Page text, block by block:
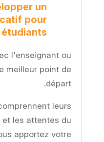
un
pour
?
l'enseignant ou
meilleur point de
départ.
leurs
et les attentes du
apportez votre